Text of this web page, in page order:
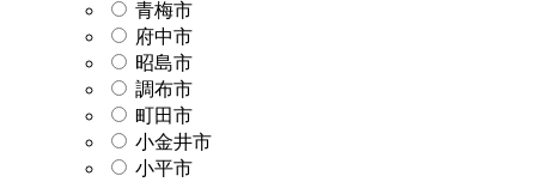
青梅市
府中市
昭島市
調布市
町田市
小金井市
小平市